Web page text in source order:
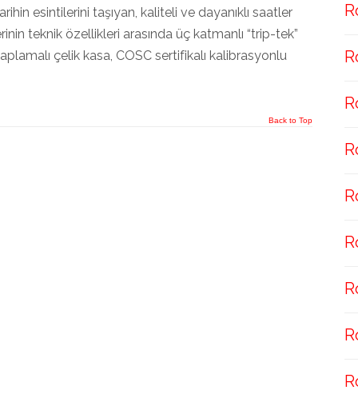
esintilerini taşıyan, kaliteli ve dayanıklı saatler
teknik özellikleri arasında üç katmanlı “trip-tek”
çelik kasa, COSC sertifikalı kalibrasyonlu
Back to Top